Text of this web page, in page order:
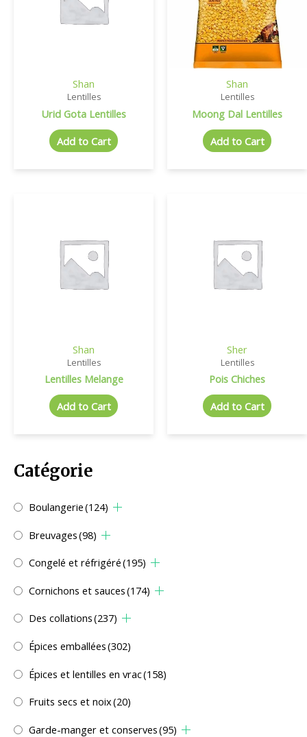
Catégorie
Boulangerie(124)
Breuvages(98)
Congelé et réfrigéré(195)
Cornichons et sauces(174)
Des collations(237)
Épices emballées(302)
Épices et lentilles en vrac(158)
Fruits secs et noix(20)
Garde-manger et conserves(95)
Shan
Lentilles
Urid Gota Lentilles
Add to Cart
Shan
Lentilles
Moong Dal Lentilles
Add to Cart
Shan
Lentilles
Lentilles Melange
Add to Cart
Sher
Lentilles
Pois Chiches
Add to Cart